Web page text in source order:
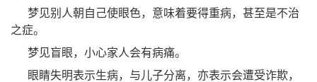
梦见别人朝自己使眼色，意味着要得重病，甚至是不治
之症。
梦见盲眼，小心家人会有病痛。
眼睛失明表示生病，与儿子分离，亦表示会遭受诈欺，